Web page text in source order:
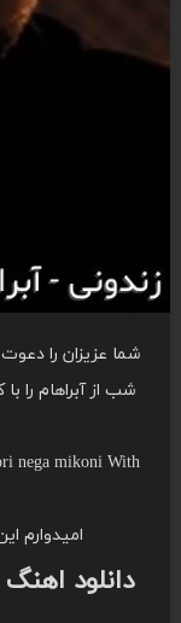
شما عزیزان را
شب از آبراهام را
nega mikoni With
امیدوارم
دانلود